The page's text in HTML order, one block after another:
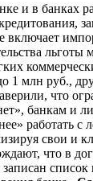
и в банках
включает
льготы
1 млн руб.,
что
банкам и
работать с
свои и
что в
список